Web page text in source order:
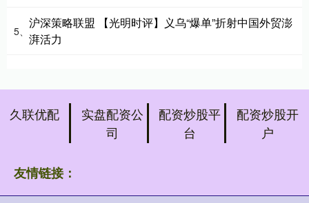
5、
沪深策略联盟 【光明时评】义乌“爆单”折射中国外贸澎
湃活力
久联优配
实盘配资公
司
配资炒股平
台
配资炒股开
户
友情链接：